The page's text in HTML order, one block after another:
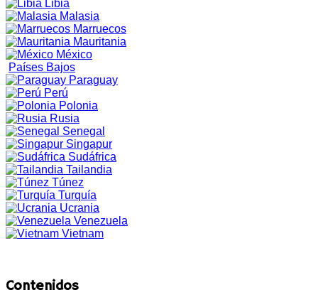
Libia
Malasia
Marruecos
Mauritania
México
Países Bajos
Paraguay
Perú
Polonia
Rusia
Senegal
Singapur
Sudáfrica
Tailandia
Túnez
Turquía
Ucrania
Venezuela
Vietnam
Contenidos